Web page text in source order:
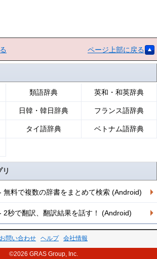
ページ上部に戻る
類語辞典 英和・和英辞典
日韓・韓日辞典 フランス語辞典
タイ語辞典 ベトナム語辞典
無料で複数の辞書をまとめて検索 (Android)
2秒で翻訳、翻訳結果を話す！ (Android)
お問い合わせ ヘルプ 会社情報
©2026 GRAS Group, Inc.